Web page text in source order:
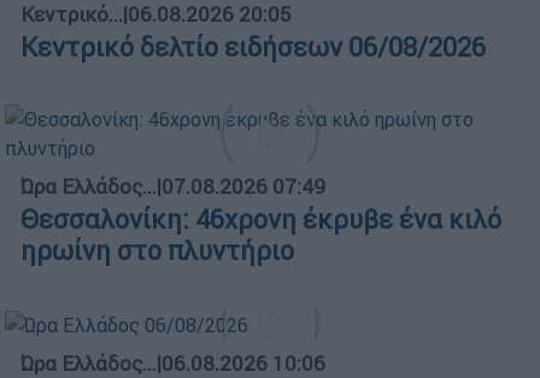
Κεντρικό...|06.08.2026 20:05
Κεντρικό δελτίο ειδήσεων 06/08/2026
Ώρα Ελλάδος...|07.08.2026 07:49
Θεσσαλονίκη: 46χρονη έκρυβε ένα κιλό
ηρωίνη στο πλυντήριο
Ώρα Ελλάδος...|06.08.2026 10:06